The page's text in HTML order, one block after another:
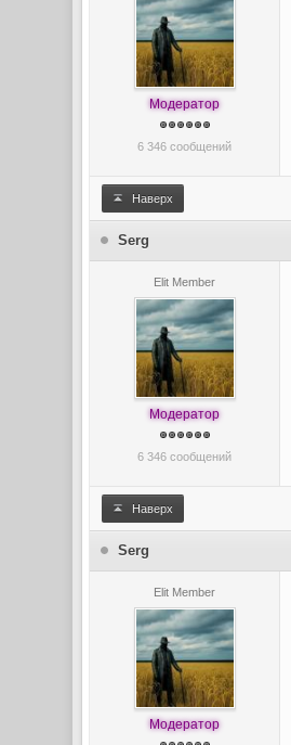
Модератор
6 346 сообщений
Наверх
Serg
Elit Member
Модератор
6 346 сообщений
Наверх
Serg
Elit Member
Модератор